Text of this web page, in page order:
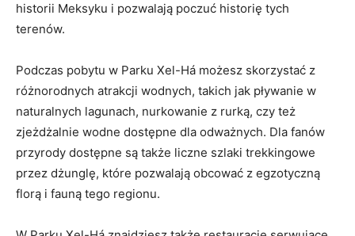
historii Meksyku i‌ pozwalają poczuć⁢ historię tych
terenów.
Podczas pobytu w Parku Xel-Há‍ możesz skorzystać z
różnorodnych ⁢atrakcji wodnych, takich jak pływanie w⁢
naturalnych lagunach,⁤ nurkowanie z rurką, czy⁣ też
zjeżdżalnie ‌wodne dostępne dla odważnych.‍ Dla fanów
przyrody⁢ dostępne są także liczne⁣ szlaki trekkingowe
przez dżunglę, które pozwalają ‍obcować z egzotyczną
florą i ‌fauną tego regionu.